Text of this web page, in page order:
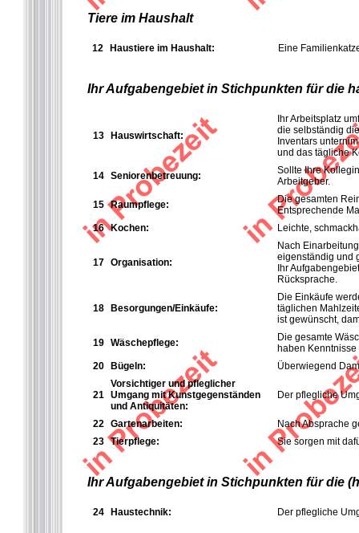
Tiere im Haushalt
12 Haustiere im Haushalt: Eine
Ihr Aufgabengebiet in Stichpunkten für die
13 Hauswirtschaft:
Ihr Arbeitsplatz
die selbständig
Inventars
und das tägliche
14 Seniorenbetreuung:
Sollte Ihre
Arbeitgeber.
15 Raumpflege:
Die gesamten
Entsprechende
16 Kochen: Leichte,
17 Organisation:
Nach
eigenständig und
Ihr
Rücksprache.
18 Besorgungen/Einkäufe:
Die Einkäufe
täglichen
ist gewünscht,
19 Wäschepflege:
Die gesamte
haben
20
Bügeln: Überwiegend
21
Vorsichtiger und pfleglicher
Umgang mit Kunstgegenständen
und Antiquitäten:
Der pflegliche
22 Gartenarbeiten:
Nach Absprache
23 Tierpflege: Sie sorgen mit
Ihr Aufgabengebiet in Stichpunkten für die
24 Haustechnik: Der pflegliche